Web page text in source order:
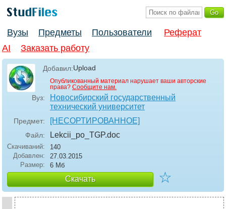
Вузы Предметы Пользователи
Реферат
AI
Заказать работу
Добавил:Upload
Опубликованный материал нарушает ваши авторские
права? Сообщите нам.
Вуз:
Новосибирский государственный
технический университет
Предмет: [НЕСОРТИРОВАННОЕ]
Файл: Lekcii_po_TGP.doc
Скачиваний:
140
Добавлен:
27.03.2015
Размер:
6 Мб
Скачать ☆